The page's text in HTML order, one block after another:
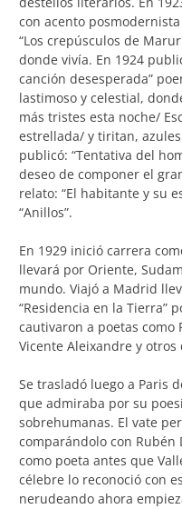
con acento
“Los crepúsculos de
donde vivía. En 1924
canción desesperada”
lastimoso y celestial,
más tristes esta noche/
estrellada/ y tiritan,
publicó: “Tentativa del
deseo de componer el
relato: “El habitante y su
“Anillos”.
En 1929 inició carrera
llevará por Oriente,
mundo. Viajó a Madrid
“Residencia en la Tierra”
cautivaron a poetas como
Vicente Aleixandre y
Se trasladó luego a Paris
que admiraba por su
sobrehumanas. El vate
comparándolo con
como poeta antes que
célebre lo reconoció con
nerudeando ahora